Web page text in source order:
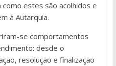
estes são acolhidos e
à Autarquia.
se comportamentos
desde o
resolução e finalização